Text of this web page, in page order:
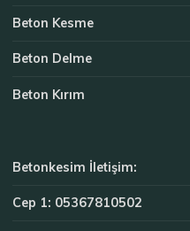
Beton Kesme
Beton Delme
Beton Kırım
Betonkesim İletişim:
Cep 1: 05367810502